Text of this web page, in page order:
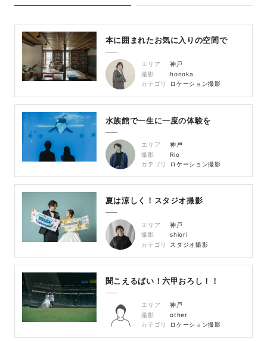
本に囲まれたお気に入りの空間で
エリア
神戸
撮影
honoka
カテゴリ
ロケーション撮影
水族館で一生に一度の体験を
エリア
神戸
撮影
Rio
カテゴリ
ロケーション撮影
夏は涼しく！スタジオ撮影
エリア
神戸
撮影
shiori
カテゴリ
スタジオ撮影
聞こえるばい！六甲おろし！！
エリア
神戸
撮影
other
カテゴリ
ロケーション撮影